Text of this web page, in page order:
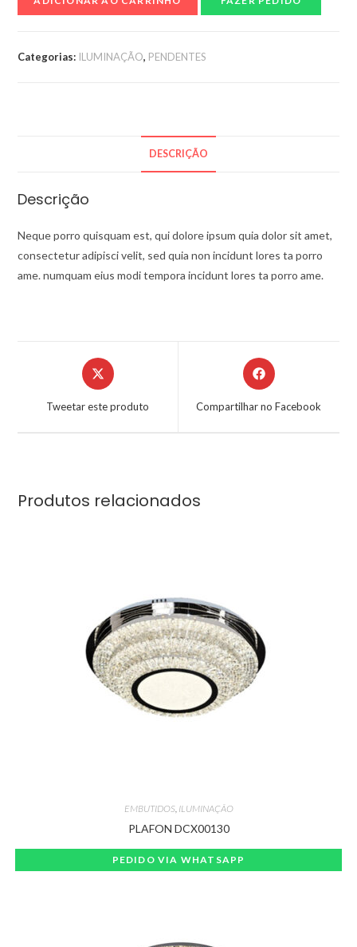
Categorias: ILUMINAÇÃO, PENDENTES
DESCRIÇÃO
Descrição
Neque porro quisquam est, qui dolore ipsum quia dolor sit amet,
consectetur adipisci velit, sed quia non incidunt lores ta porro
ame. numquam eius modi tempora incidunt lores ta porro ame.
Tweetar este produto Compartilhar no Facebook
Produtos relacionados
EMBUTIDOS, ILUMINAÇÃO
PLAFON DCX00130
PEDIDO VIA WHATSAPP